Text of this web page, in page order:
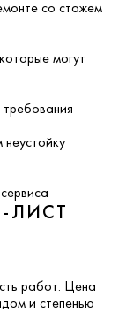
со стажем
могут
ЛИСТ
работ. Цена
и степенью